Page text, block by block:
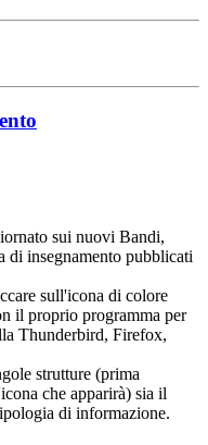
sui nuovi Bandi,
di insegnamento pubblicati
sull'icona di colore
il proprio programma per
Thunderbird, Firefox,
strutture (prima
che apparirà) sia il
di informazione.